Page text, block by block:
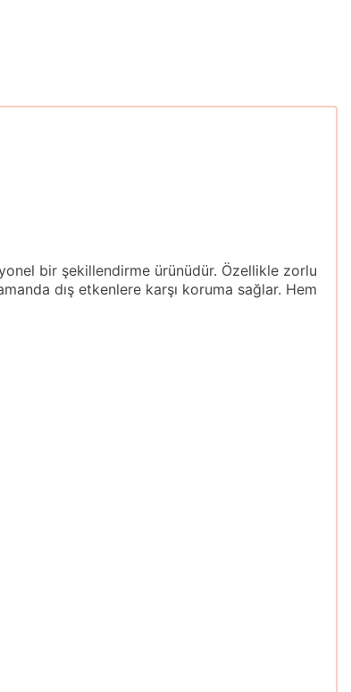
bir şekillendirme ürünüdür. Özellikle zorlu
dış etkenlere karşı koruma sağlar. Hem